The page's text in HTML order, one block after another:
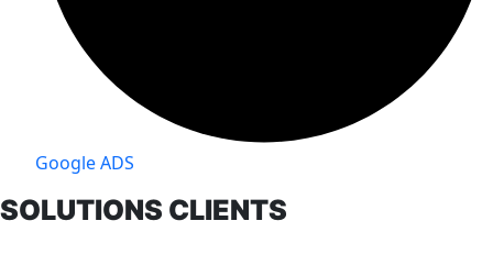
Google ADS
SOLUTIONS CLIENTS